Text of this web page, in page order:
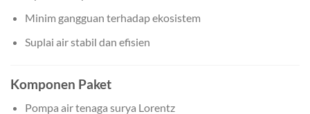
Minim gangguan terhadap ekosistem
Suplai air stabil dan efisien
Komponen Paket
Pompa air tenaga surya Lorentz